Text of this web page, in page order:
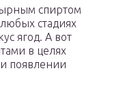
спиртом
стадиях
ягод. А вот
в целях
появлении